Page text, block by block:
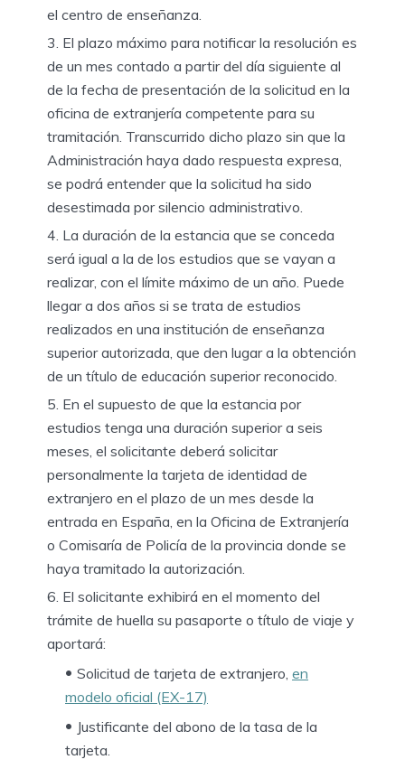
el centro de enseñanza.
El plazo máximo para notificar la resolución es
de un mes contado a partir del día siguiente al
de la fecha de presentación de la solicitud en la
oficina de extranjería competente para su
tramitación. Transcurrido dicho plazo sin que la
Administración haya dado respuesta expresa,
se podrá entender que la solicitud ha sido
desestimada por silencio administrativo.
La duración de la estancia que se conceda
será igual a la de los estudios que se vayan a
realizar, con el límite máximo de un año. Puede
llegar a dos años si se trata de estudios
realizados en una institución de enseñanza
superior autorizada, que den lugar a la obtención
de un título de educación superiorreconocido.
En el supuesto de que la estancia por
estudios tenga una duración superior a seis
meses , el solicitante deberá solicitar
personalmente la tarjeta de identidad de
extranjero en el plazo de un mes desde la
entrada en España, en la Oficina de Extranjería
o Comisaría de Policía de la provincia donde se
haya tramitado la autorización.
El solicitante exhibirá en el momento del
trámite de huella su pasaporte o título de viaje y
aportará:
Solicitud de tarjeta de extranjero en
modelo oficial (EX-17)
Justificante del abono de la tasa de la
tarjeta.